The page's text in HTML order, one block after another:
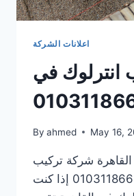
اعلانات الشركة
انترلوك في
By ahmed May 16,
شركة تركيب
01031186638 إذا كنت